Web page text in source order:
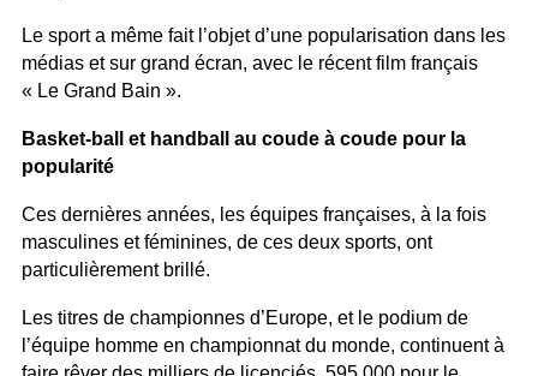
Le sport a même fait l’objet d’une popularisation dans les
médias et sur grand écran, avec le récent film français
« Le Grand Bain ».
Basket-ball et handball au coude à coude pour la
popularité
Ces dernières années, les équipes françaises, à la fois
masculines et féminines, de ces deux sports, ont
particulièrement brillé.
Les titres de championnes d’Europe, et le podium de
l’équipe homme en championnat du monde, continuent à